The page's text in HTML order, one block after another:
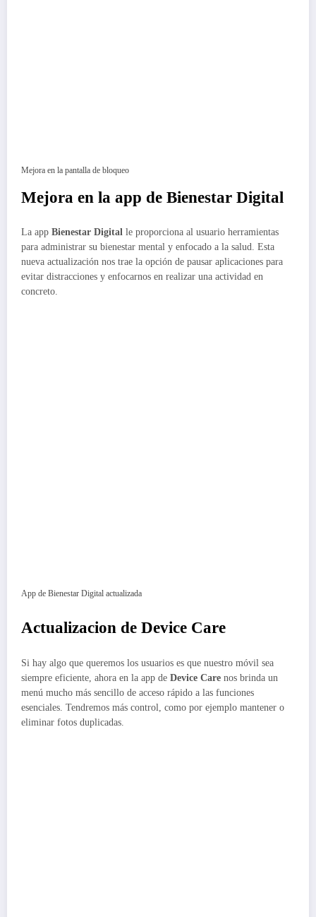
Mejora en la pantalla de bloqueo
Mejora en la app de Bienestar Digital
La app Bienestar Digital le proporciona al usuario herramientas
para administrar su bienestar mental y enfocado a la salud. Esta
nueva actualización nos trae la opción de pausar aplicaciones para
evitar distracciones y enfocarnos en realizar una actividad en
concreto.
App de Bienestar Digital actualizada
Actualizacion de Device Care
Si hay algo que queremos los usuarios es que nuestro móvil sea
siempre eficiente, ahora en la app de Device Care nos brinda un
menú mucho más sencillo de acceso rápido a las funciones
esenciales. Tendremos más control, como por ejemplo mantener o
eliminar fotos duplicadas.